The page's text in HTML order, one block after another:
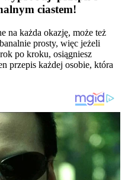
ciastem!
na każda okazję, może też
prosty, więc jeżeli
po kroku, osiągniesz
przepis każdej osobie, która